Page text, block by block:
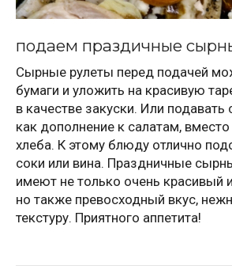
подаем праздичные
Сырные рулеты перед подачей
бумаги и уложить на красивую
в качестве закуски. Или подавать
как дополнение к салатам,
хлеба. К этому блюду отлично
соки или вина. Праздничные
имеют не только очень красивый
но также превосходный вкус,
текстуру. Приятного аппетита!